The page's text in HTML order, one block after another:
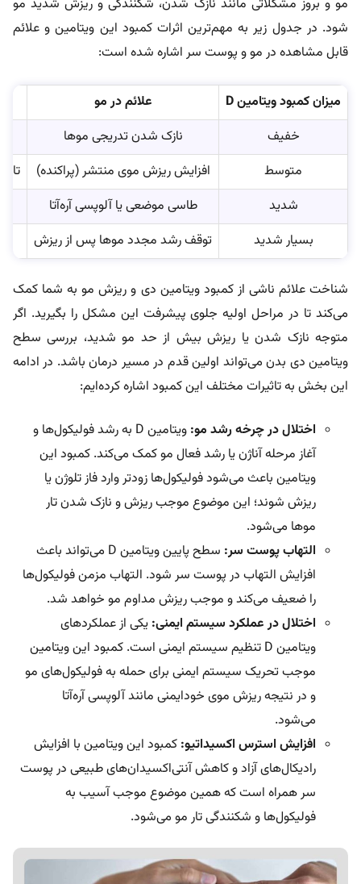
مو و بروز مشکلاتی مانند نازک شدن، شکنندگی و ریزش شدید مو
شود. در جدول زیر به مهم‌ترین اثرات کمبود این ویتامین و علائم
قابل مشاهده در مو و پوست سر اشاره شده است:
میزان کمبود ویتامین D
علائم در مو
خفیف
نازک شدن تدریجی موها
متوسط
افزایش ریزش موی منتشر (پراکنده)
شدید
طاسی موضعی یا آلوپسی آره‌آتا
بسیار شدید
توقف رشد مجدد موها پس از ریزش
شناخت علائم ناشی از کمبود ویتامین دی و ریزش مو به شما کمک
می‌کند تا در مراحل اولیه جلوی پیشرفت این مشکل را بگیرید. اگر
متوجه نازک شدن یا ریزش بیش از حد مو شدید، بررسی سطح
ویتامین دی بدن می‌تواند اولین قدم در مسیر درمان باشد. در ادامه
این بخش به تاثیرات مختلف این کمبود اشاره کرده‌ایم:
اختلال در چرخه رشد مو:
ویتامین D به رشد فولیکول‌ها و
آغاز مرحله آناژن یا رشد فعال مو کمک می‌کند. کمبود این
ویتامین باعث می‌شود فولیکول‌ها زودتر وارد فاز تلوژن یا
ریزش شوند؛ این موضوع موجب ریزش و نازک شدن تار
موها می‌شود.
التهاب پوست سر:
سطح پایین ویتامین D می‌تواند باعث
افزایش التهاب در پوست سر شود. التهاب مزمن فولیکول‌ها
را ضعیف می‌کند و موجب ریزش مداوم مو خواهد شد.
اختلال در عملکرد سیستم ایمنی: یکی از عملکردهای
ویتامین D تنظیم سیستم ایمنی است. کمبود این ویتامین
موجب تحریک سیستم ایمنی برای حمله به فولیکول‌های مو
و در نتیجه ریزش موی خودایمنی مانند آلوپسی آره‌آتا
می‌شود.
افزایش استرس اکسیداتیو: کمبود این ویتامین با افزایش
رادیکال‌های آزاد و کاهش آنتی‌اکسیدان‌های طبیعی در پوست
سر همراه است که همین موضوع موجب آسیب به
فولیکول‌ها و شکنندگی تار مو می‌شود.